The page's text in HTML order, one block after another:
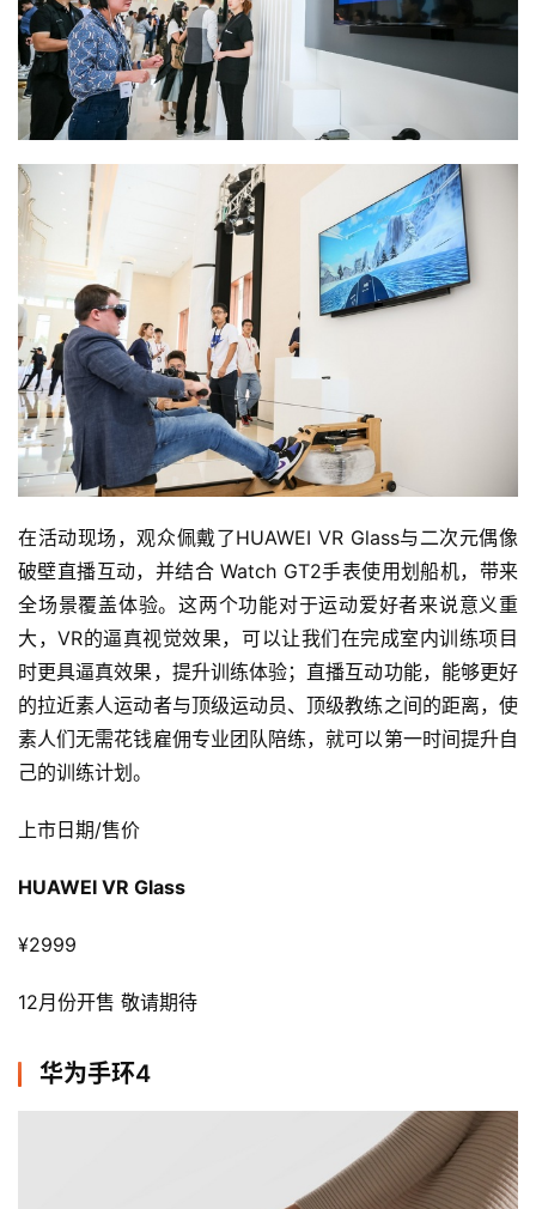
在活动现场，观众佩戴了HUAWEI VR Glass与二次元偶像
破壁直播互动，并结合 Watch GT2手表使用划船机，带来
全场景覆盖体验。这两个功能对于运动爱好者来说意义重
大，VR的逼真视觉效果，可以让我们在完成室内训练项目
时更具逼真效果，提升训练体验；直播互动功能，能够更好
的拉近素人运动者与顶级运动员、顶级教练之间的距离，使
素人们无需花钱雇佣专业团队陪练，就可以第一时间提升自
己的训练计划。
上市日期/售价
HUAWEI VR Glass
¥2999
12月份开售 敬请期待
华为手环4